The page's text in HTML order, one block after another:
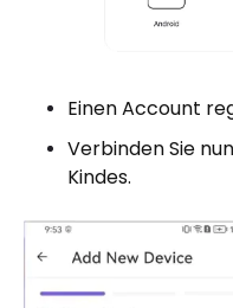
Einen Account
Verbinden Sie
Kindes.